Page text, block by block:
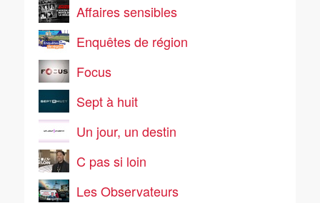
Affaires sensibles
Enquêtes de région
Focus
Sept à huit
Un jour, un destin
C pas si loin
Les Observateurs